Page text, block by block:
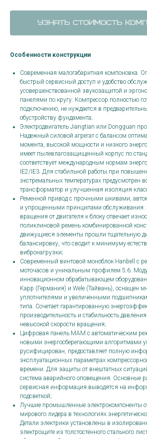
Узнать стоимость
Особенности конструкции
Современная малогабаритная компоновка.
быстрый сервисный доступ и удобство
усовершенствованной звукозащитой и
панелями по кругу. Компрессор полностью
подключению, не нуждается в
обустройству фундамента;
Электродвигатель Jiangtian или Dongguan
Надежный силовой агрегат с балансом
момента, высокой мощности и низкого
имеет пылевлагозащищенный корпус по
соответствует международным нормам
IE2/IE3. Для стабильной работы при
экстремальных температурах предусмотрен
трансформатор и улучшенная изоляция
Ременной привод с прочными шкивами,
и упрощенными принципами обслуживания.
вращения от двигателя к блоку отвечает
поликлиновой ремень комбинированной
движущиеся элементы прошли тщательную
балансировку, что сводит к минимуму
вибронагрузки;
Современный винтовой моноблок Hanbell с
моточасов и уникальным профилем 5:6.
инновационном обрабатывающем
Kapp (Германия) и Wele (Тайвань), оснащен
уплотнителями и увеличенными
типа. Сочетает гарантированную
производительность и стабильность
невысокой скорости вращения;
Цифровая панель MAM с автоматическим
новыми энергосберегающими алгоритмами
русифицирован, предоставляет полную
эксплуатационных параметрах
времени. Для защиты от внештатных
система аварийного оповещения. Основные
сервисная информация выводятся на
подсветкой;
Лучшие промышленные электрокомпоненты
мирового лидера в технологиях
Детали электрики установлены в
электрощите из толстостенного стального